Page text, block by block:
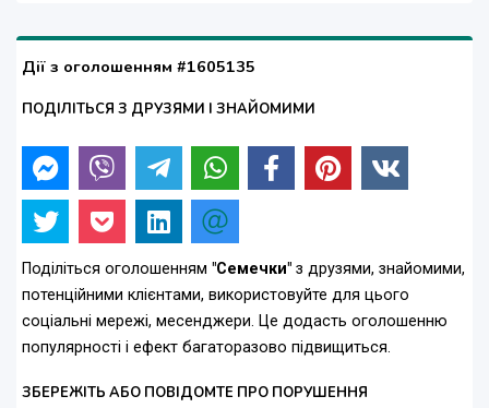
Дії з оголошенням #1605135
ПОДІЛІТЬСЯ З ДРУЗЯМИ І ЗНАЙОМИМИ
Поділіться оголошенням "Семечки" з друзями, знайомими,
потенційними клієнтами, використовуйте для цього
соціальні мережі, месенджери. Це додасть оголошенню
популярності і ефект багаторазово підвищиться.
ЗБЕРЕЖІТЬ АБО ПОВІДОМТЕ ПРО ПОРУШЕННЯ